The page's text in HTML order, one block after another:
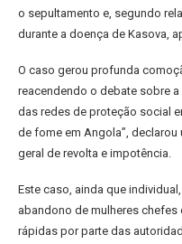
o sepultamento e, segundo
durante a doença de Kasova,
O caso gerou profunda
reacendendo o debate sobre
das redes de proteção social
de fome em Angola”,
geral de revolta e impotência.
Este caso, ainda que
abandono de mulheres
rápidas por parte das